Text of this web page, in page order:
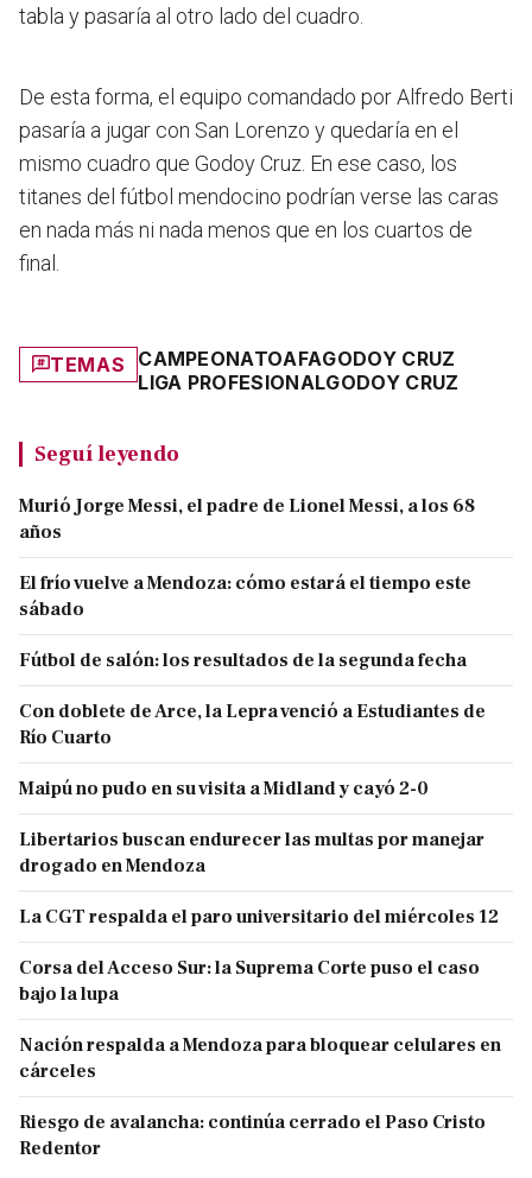
tabla y pasaría al otro lado del cuadro.
De esta forma, el equipo comandado por Alfredo Berti
pasaría a jugar con San Lorenzo y quedaría en el
mismo cuadro que Godoy Cruz. En ese caso, los
titanes del fútbol mendocino podrían verse las caras
en nada más ni nada menos que en los cuartos de
final
TEMAS CAMPEONATOAFAGODOY CRUZ
LIGA PROFESIONALGODOY CRUZ
Seguí leyendo
Murió Jorge Messi, el padre de Lionel Messi, a los 68
años
El frío vuelve a Mendoza: cómo estará el tiempo este
sábado
Fútbol de salón: los resultados de la segunda fecha
Con doblete de Arce, la Lepra venció a Estudiantes de
Río Cuarto
Maipú no pudo en su visita a Midland y cayó 2-0
Libertarios buscan endurecer las multas por manejar
drogado en Mendoza
La CGT respalda el paro universitario del miércoles 12
Corsa del Acceso Sur: la Suprema Corte puso el caso
bajo la lupa
Nación respalda a Mendoza para bloquear celulares en
cárceles
Riesgo de avalancha: continúa cerrado el Paso Cristo
Redentor